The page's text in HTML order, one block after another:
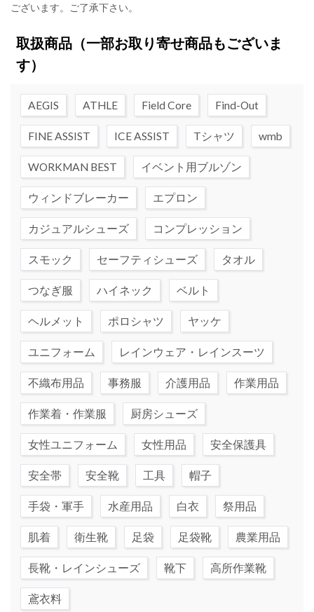
ございます。ご了承下さい。
取扱商品（一部お取り寄せ商品もございま
す）
AEGIS ATHLE Field Core Find-Out
FINE ASSIST ICE ASSIST Tシャツ wmb
WORKMAN BEST イベント用ブルゾン
ウィンドブレーカー エプロン
カジュアルシューズ コンプレッション
スモック セーフティシューズ タオル
つなぎ服 ハイネック ベルト
ヘルメット ポロシャツ ヤッケ
ユニフォーム レインウェア・レインスーツ
不織布用品 事務服 介護用品 作業用品
作業着・作業服 厨房シューズ
女性ユニフォーム 女性用品 安全保護具
安全帯 安全靴 工具 帽子
手袋・軍手 水産用品 白衣 祭用品
肌着 衛生靴 足袋 足袋靴 農業用品
長靴・レインシューズ 靴下 高所作業靴
鳶衣料